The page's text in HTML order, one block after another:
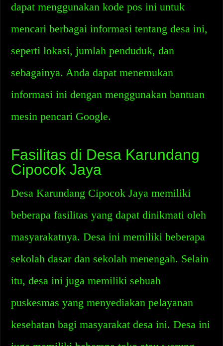
dapat menggunakan kode pos ini untuk
mencari berbagai informasi tentang desa ini,
seperti lokasi, jumlah penduduk, dan
sebagainya. Anda dapat menemukan
informasi ini dengan menggunakan bantuan
mesin pencari Google.
Fasilitas di Desa Karundang
Cipocok Jaya
Desa Karundang Cipocok Jaya memiliki
beberapa fasilitas yang dapat dinikmati oleh
masyarakatnya. Desa ini memiliki beberapa
sekolah dasar dan sekolah menengah. Selain
itu, desa ini juga memiliki sebuah
puskesmas yang menyediakan pelayanan
kesehatan bagi masyarakat desa ini. Desa ini